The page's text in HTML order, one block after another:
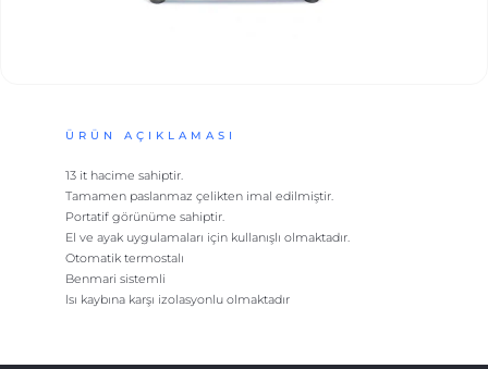
ÜRÜN AÇIKLAMASI
13 it hacime sahiptir.
Tamamen paslanmaz çelikten imal edilmiştir.
Portatif görünüme sahiptir.
El ve ayak uygulamaları için kullanışlı olmaktadır.
Otomatik termostalı
Benmari sistemli
lsı kaybına karşı izolasyonlu olmaktadır